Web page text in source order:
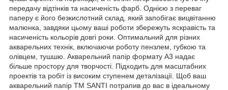
передачу відтінків та насиченість фарб. Однією з переваг
паперу є його безкислотний склад, який запобігає вицвітанню
малюнка, завдяки цьому ваші роботи збережуть яскравість та
насиченість кольорів довгі роки. Оптимальний для різних
акварельних технік, включаючи роботу пензлем, губкою та
олівцем, тушшю. Акварельний папір формату А3 надає
більше простору для творчості. Підходить для масштабних
проектів та робіт із високим ступенем деталізації. Щоб ваш
акварельний папір ТМ SANTI потрапив до вас в ідеальному